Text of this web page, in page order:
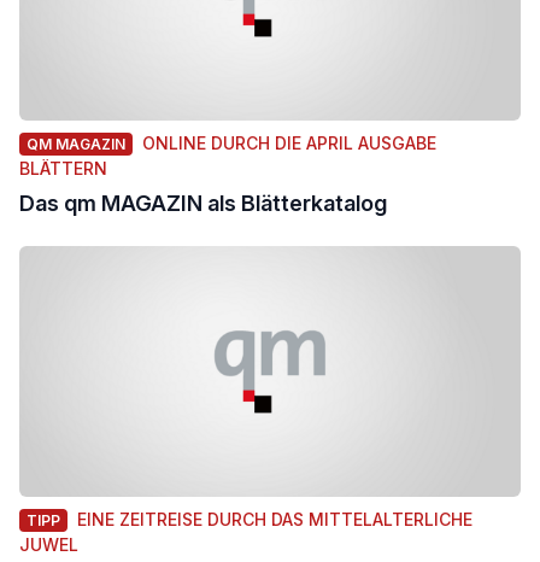
QM MAGAZIN
ONLINE DURCH DIE APRIL AUSGABE
BLÄTTERN
Das qm MAGAZIN als Blätterkatalog
TIPP
EINE ZEITREISE DURCH DAS MITTELALTERLICHE
JUWEL